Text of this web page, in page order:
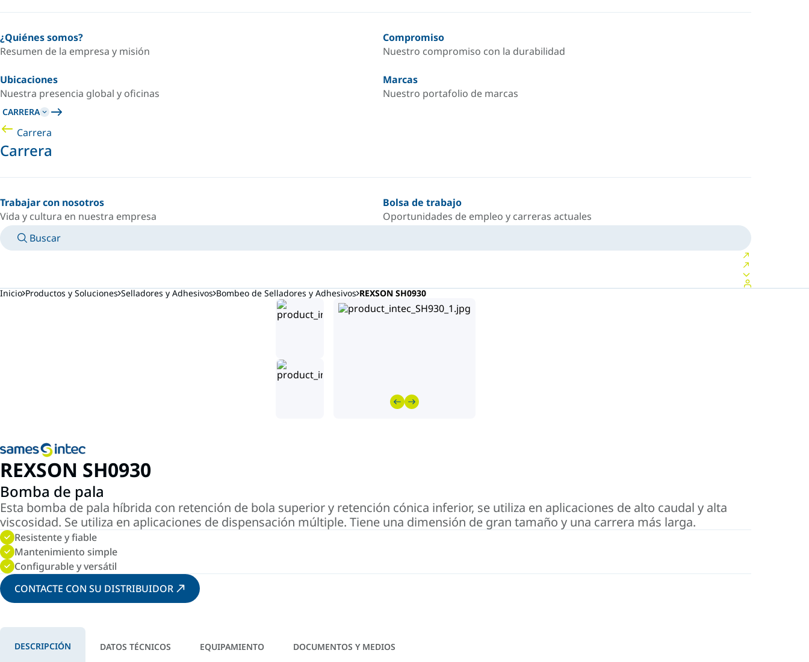
¿Quiénes somos?
Resumen de la empresa y misión
Compromiso
Nuestro compromiso con la durabilidad
Ubicaciones
Nuestra presencia global y oficinas
Marcas
Nuestro portafolio de marcas
CARRERA
Carrera
Carrera
Trabajar con nosotros
Vida y cultura en nuestra empresa
Bolsa de trabajo
Oportunidades de empleo y carreras actuales
Buscar
Inicio Productos y Soluciones Selladores y Adhesivos Bombeo de Selladores y Adhesivos REXSON SH0930
REXSON SH0930
Bomba de pala
Esta bomba de pala híbrida con retención de bola superior y retención cónica inferior, se utiliza en aplicaciones de alto caudal y alta
viscosidad. Se utiliza en aplicaciones de dispensación múltiple. Tiene una dimensión de gran tamaño y una carrera más larga.
Resistente y fiable
Mantenimiento simple
Configurable y versátil
CONTACTE CON SU DISTRIBUIDOR
DESCRIPCIÓN DATOS TÉCNICOS EQUIPAMIENTO DOCUMENTOS Y MEDIOS